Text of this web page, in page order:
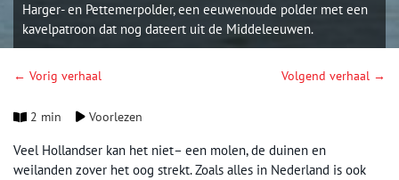
Harger- en Pettemerpolder, een eeuwenoude polder met een
kavelpatroon dat nog dateert uit de Middeleeuwen.
← Vorig verhaal Volgend verhaal →
2 min Voorlezen
Veel Hollandser kan het niet– een molen, de duinen en
weilanden zover het oog strekt. Zoals alles in Nederland is ook